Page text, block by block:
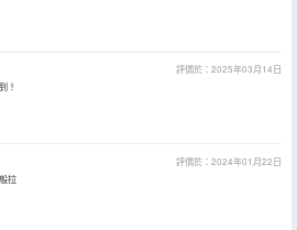
評價於：2025年03月14日
！
評價於：2024年01月22日
拉